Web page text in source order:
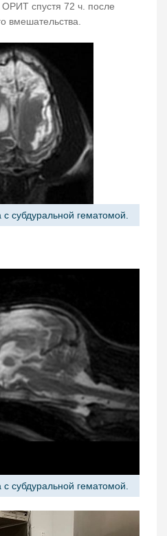
спустя 72 ч. после
вмешательства.
субдуральной гематомой.
субдуральной гематомой.